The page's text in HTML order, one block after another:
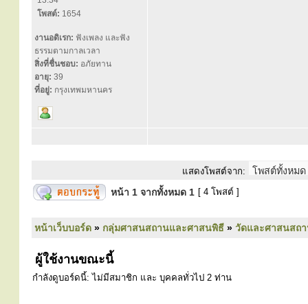
โพสต์: 1654
งานอดิเรก: ฟังเพลง และฟัง
ธรรมตามกาลเวลา
สิ่งที่ชื่นชอบ: อภัยทาน
อายุ: 39
ที่อยู่: กรุงเทพมหานคร
แสดงโพสต์จาก:
หน้า 1 จากทั้งหมด 1 [ 4 โพสต์ ]
หน้าเว็บบอร์ด » กลุ่มศาสนสถานและศาสนพิธี » วัดและศาสนสถ
ผู้ใช้งานขณะนี้
กำลังดูบอร์ดนี้: ไม่มีสมาชิก และ บุคคลทั่วไป 2 ท่าน